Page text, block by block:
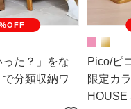
った？」をな
分類収納ワ
Pico/ピ
限定カ
HOUSE